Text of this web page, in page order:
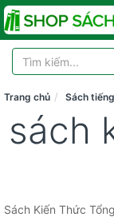
Trang chủ Sách
sách
Sách Kiến Thức